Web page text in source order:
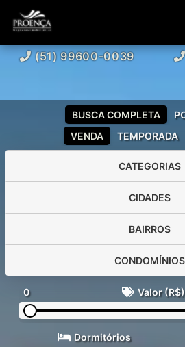
(51) 99600-0039
VENDA TEMPORADA
BUSCA COMPLETA
CATEGORIAS
CIDADES
BAIRROS
CONDOMÍNIOS
0 Valor (R$)
Dormitórios